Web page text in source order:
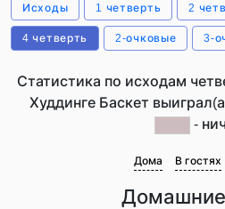
Исходы 1 четверть 2
4 четверть 2-очковые 3-
Статистика по исходам
Худдинге Баскет
-
Дома В гостях